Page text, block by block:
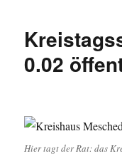
0.02
Hier tagt der Rat: das